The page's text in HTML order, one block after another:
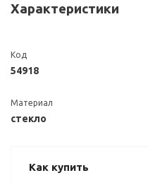
Характеристики
Код
54918
Материал
стекло
Как купить